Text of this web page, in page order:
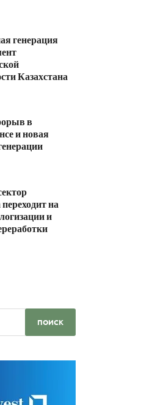
генерация
Казахстана
в
и новая
на
и